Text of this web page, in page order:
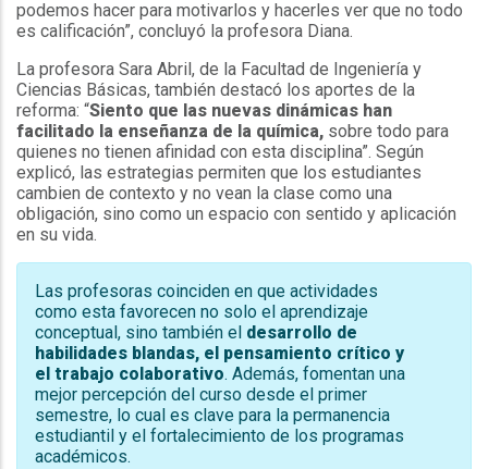
podemos hacer para motivarlos y hacerles ver que no todo
es calificación”, concluyó la profesora Diana.
La profesora Sara Abril, de la Facultad de Ingeniería y
Ciencias Básicas, también destacó los aportes de la
reforma: “Siento que las nuevas dinámicas han
facilitado la enseñanza de la química, sobre todo para
quienes no tienen afinidad con esta disciplina”. Según
explicó, las estrategias permiten que los estudiantes
cambien de contexto y no vean la clase como una
obligación, sino como un espacio con sentido y aplicación
en su vida.
Las profesoras coinciden en que actividades
como esta favorecen no solo el aprendizaje
conceptual, sino también el desarrollo de
habilidades blandas, el pensamiento crítico y
el trabajo colaborativo. Además, fomentan una
mejor percepción del curso desde el primer
semestre, lo cual es clave para la permanencia
estudiantil y el fortalecimiento de los programas
académicos.